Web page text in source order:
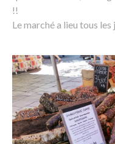
!!
Le marché a lieu tous